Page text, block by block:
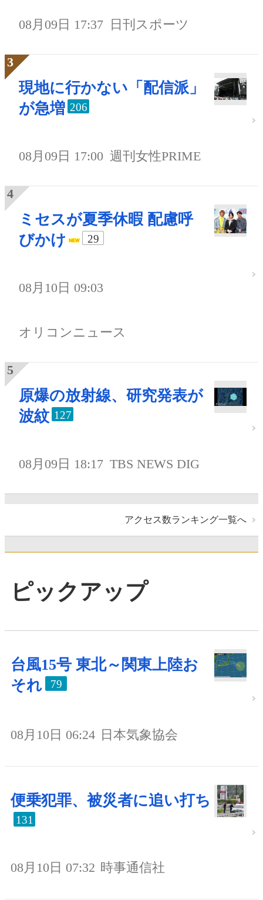
08月09日 17:37 日刊スポーツ
現地に行かない「配信派」
が急増 206
08月09日 17:00 週刊女性PRIME
ミセスが夏季休暇 配慮呼
びかけ
29
08月10日 09:03
オリコンニュース
原爆の放射線、研究発表が
波紋 127
08月09日 18:17 TBS NEWS DIG
アクセス数ランキング一覧へ
ピックアップ
台風15号 東北～関東上陸お
それ
79
08月10日 06:24 日本気象協会
便乗犯罪、被災者に追い打ち
131
08月10日 07:32 時事通信社